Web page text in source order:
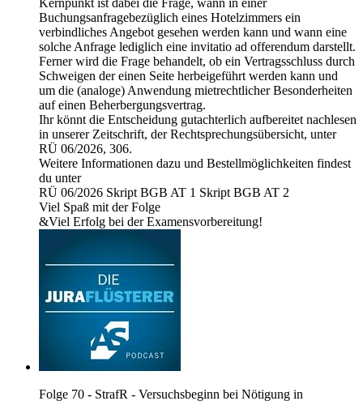
Kernpunkt ist dabei die Frage, wann in einer
Buchungsanfragebezüglich eines Hotelzimmers ein
verbindliches Angebot gesehen werden kann und wann eine
solche Anfrage lediglich eine invitatio ad offerendum darstellt.
Ferner wird die Frage behandelt, ob ein Vertragsschluss durch
Schweigen der einen Seite herbeigeführt werden kann und
um die (analoge) Anwendung mietrechtlicher Besonderheiten
auf einen Beherbergungsvertrag.
Ihr könnt die Entscheidung gutachterlich aufbereitet nachlesen
in unserer Zeitschrift, der Rechtsprechungsübersicht, unter
RÜ 06/2026, 306.
Weitere Informationen dazu und Bestellmöglichkeiten findest
du unter
RÜ 06/2026 Skript BGB AT 1 Skript BGB AT 2
Viel Spaß mit der Folge
&Viel Erfolg bei der Examensvorbereitung!
Folge 70 - StrafR - Versuchsbeginn bei Nötigung in